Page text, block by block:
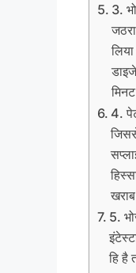
3.
4.
5.
हि है